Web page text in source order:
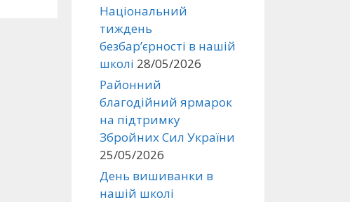
Національний
тиждень
безбар’єрності в нашій
школі 28/05/2026
Районний
благодійний ярмарок
на підтримку
Збройних Сил України
25/05/2026
День вишиванки в
нашій школі